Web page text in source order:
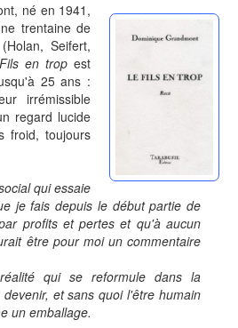
né en 1941,
trentaine de
Seifert,
en trop est
25 ans :
irrémissible
regard lucide
froid, toujours
qui essaie
je fais depuis le début partie de
profits et pertes et qu'à aucun
être pour moi un commentaire
qui se reformule dans la
et sans quoi l'être humain
un emballage.